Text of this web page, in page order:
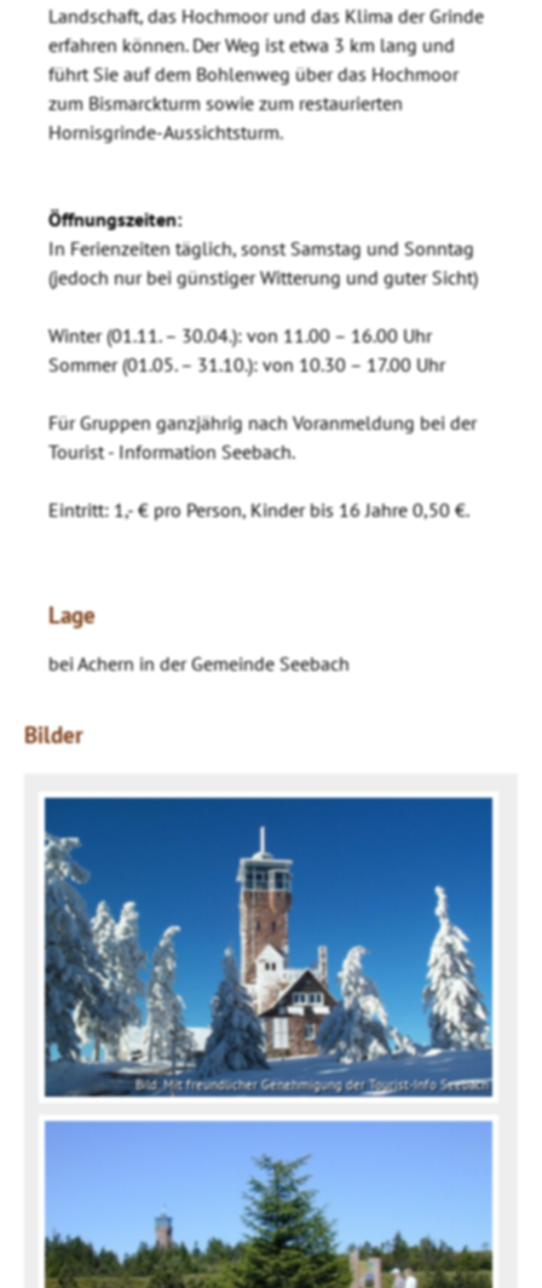
Landschaft, das Hochmoor und das Klima der Grinde
erfahren können. Der Weg ist etwa 3 km lang und
führt Sie auf dem Bohlenweg über das Hochmoor
zum Bismarckturm sowie zum restaurierten
Hornisgrinde-Aussichtsturm.
Öffnungszeiten:
In Ferienzeiten täglich, sonst Samstag und Sonntag
(jedoch nur bei günstiger Witterung und guter Sicht)
Winter (01.11. – 30.04.): von 11.00 – 16.00 Uhr
Sommer (01.05. – 31.10.): von 10.30 – 17.00 Uhr
Für Gruppen ganzjährig nach Voranmeldung bei der
Tourist - Information Seebach.
Eintritt: 1,- € pro Person, Kinder bis 16 Jahre 0,50 €.
Lage
bei Achern in der Gemeinde Seebach
Bilder
Bild: Mit freundlicher Genehmigung der Tourist-Info Seebach